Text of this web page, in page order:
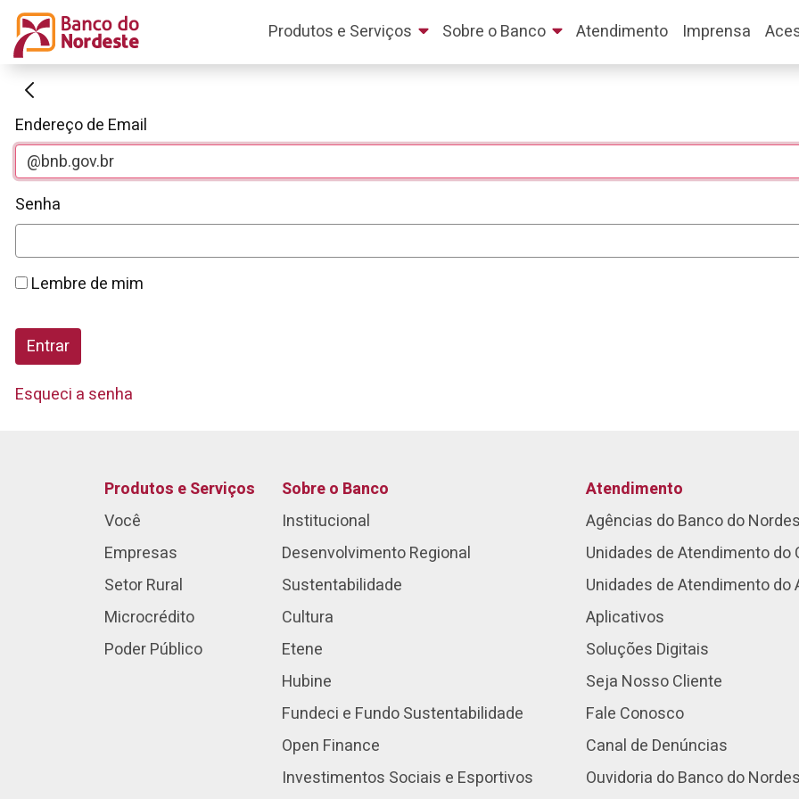
Produtos e Serviços Sobre o Banco Atendimento Imprensa
Autenticação
Endereço de Email
Senha
Lembre de mim
Entrar
Esqueci a senha
Produtos e Serviços
Você
Empresas
Setor Rural
Microcrédito
Poder Público
Sobre o Banco
Institucional
Desenvolvimento Regional
Sustentabilidade
Cultura
Etene
Hubine
Fundeci e Fundo Sustentabilidade
Open Finance
Investimentos Sociais e Esportivos
Atendimento
Agências do Banco do
Unidades de Atendimento do
Unidades de Atendimento do
Aplicativos
Soluções Digitais
Seja Nosso Cliente
Fale Conosco
Canal de Denúncias
Ouvidoria do Banco do